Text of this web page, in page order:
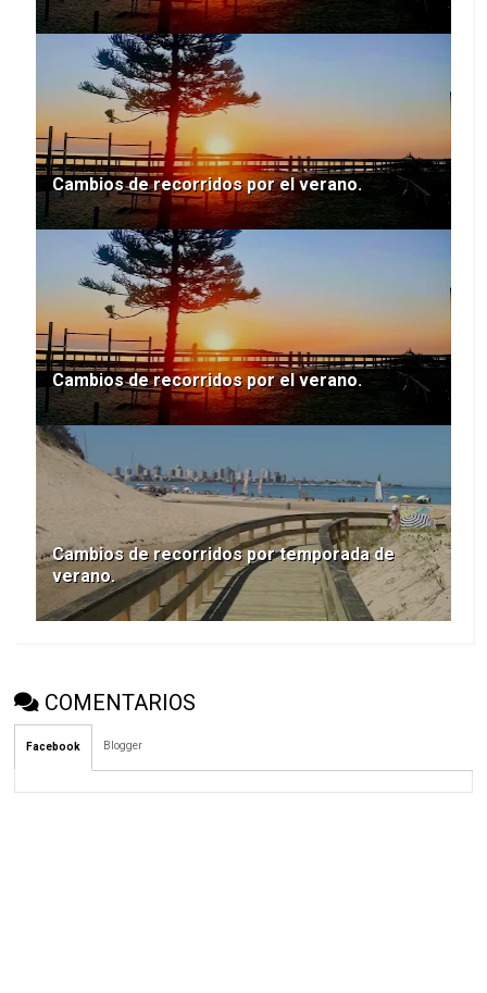
Cambios de recorridos por el verano.
Cambios de recorridos por el verano.
Cambios de recorridos por temporada de
verano.
COMENTARIOS
Facebook Blogger